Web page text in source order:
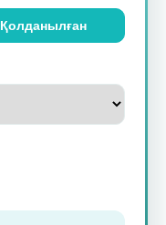
Қолданылған